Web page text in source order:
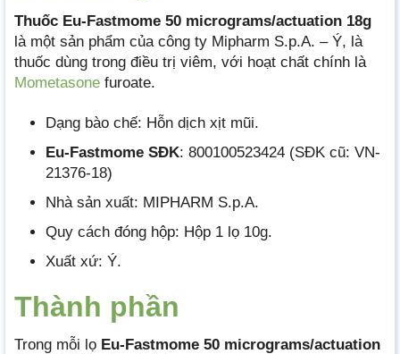
Thuốc Eu-Fastmome 50 micrograms/actuation 18g
là một sản phẩm của công ty Mipharm S.p.A. – Ý, là
thuốc dùng trong điều trị viêm, với hoạt chất chính là
Mometasone furoate.
Dạng bào chế: Hỗn dịch xịt mũi.
Eu-Fastmome SĐK: 800100523424 (SĐK cũ: VN-
21376-18)
Nhà sản xuất: MIPHARM S.p.A.
Quy cách đóng hộp: Hộp 1 lọ 10g.
Xuất xứ: Ý.
Thành phần
Trong mỗi lọ Eu-Fastmome 50 micrograms/actuation